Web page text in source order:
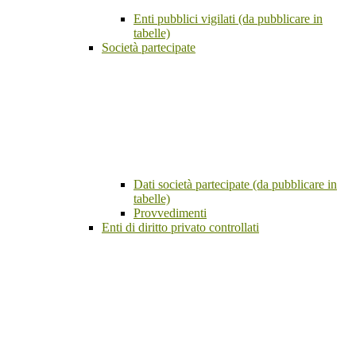
Enti pubblici vigilati (da pubblicare in
tabelle)
Società partecipate
Dati società partecipate (da pubblicare in
tabelle)
Provvedimenti
Enti di diritto privato controllati